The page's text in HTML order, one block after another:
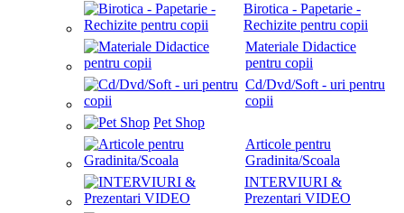
Birotica - Papetarie -
Rechizite pentru copii
Materiale Didactice
pentru copii
Cd/Dvd/Soft - uri pentru
copii
Pet Shop
Articole pentru
Gradinita/Scoala
INTERVIURI &
Prezentari VIDEO